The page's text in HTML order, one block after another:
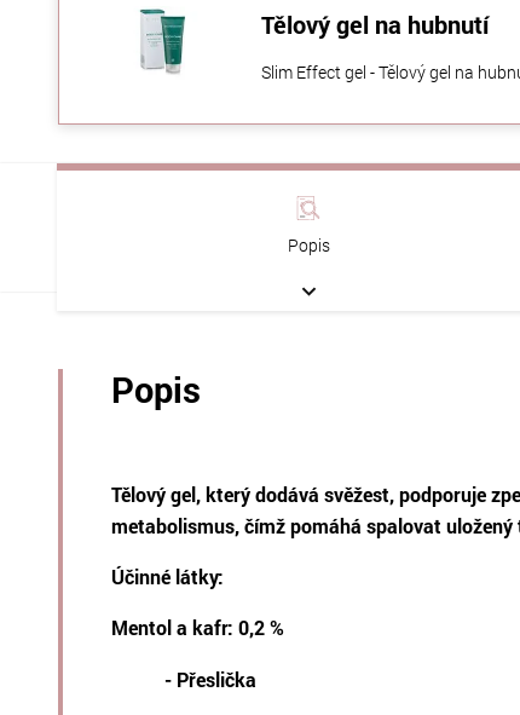
Tělový gel na hubnutí
Slim Effect gel - Tělový gel na
Popis
Popis
Tělový gel, který dodává svěžest, podporuje
metabolismus, čímž pomáhá spalovat uložený
Účinné látky:
Mentol a kafr: 0,2 %
- Přeslička